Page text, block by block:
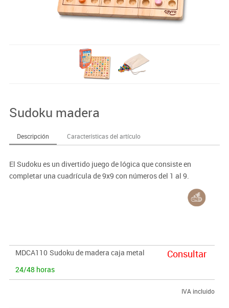
Sudoku madera
Descripción Características del artículo
El Sudoku es un divertido juego de lógica que consiste en
completar una cuadrícula de 9x9 con números del 1 al 9.
MDCA110 Sudoku de madera caja metal
24/48 horas
Consultar
IVA incluido